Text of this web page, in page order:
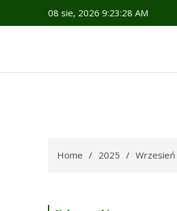
to
08 sie, 2026 9:23:29 AM
Home 2025 Wrzesień